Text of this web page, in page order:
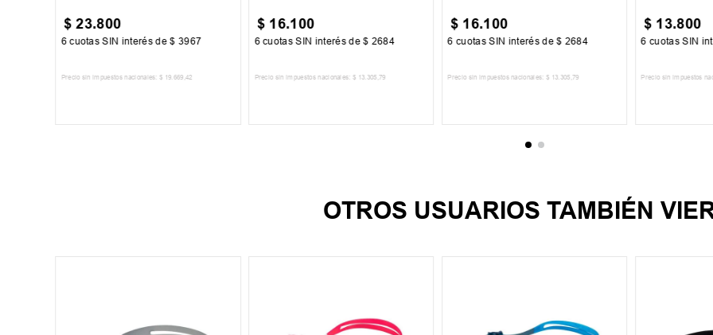
$ 23.800
6 cuotas SIN interés de$ 3967
Precio sin impuestos nacionales: $ 19 669 ,42
$ 16.100
6 cuotas SIN interés de$ 2684
Precio sin impuestos nacionales: $ 13 305 ,79
$ 16.100
6 cuotas SIN interés de$ 2684
Precio sin impuestos nacionales: $ 13 305 ,79
$ 13.800
6 cuotas SIN
Precio sin impuestos
OTROS USUARIOS TAMBIÉN